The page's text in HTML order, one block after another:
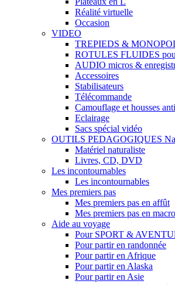
Réalité virtuelle
Occasion
VIDEO
TREPIEDS &
ROTULES FLUIDES
AUDIO micros &
Accessoires
Stabilisateurs
Télécommande
Camouflage et housses
Eclairage
Sacs spécial vidéo
OUTILS PEDAGOGIQUES
Matériel naturaliste
Livres, CD, DVD
Les incontournables
Les incontournables
Mes premiers pas
Mes premiers pas en affût
Mes premiers pas en macro
Aide au voyage
Pour SPORT &
Pour partir en randonnée
Pour partir en Afrique
Pour partir en Alaska
Pour partir en Asie